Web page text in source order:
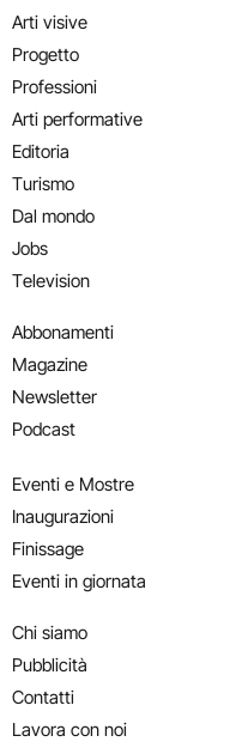
Arti visive
Progetto
Professioni
Arti performative
Editoria
Turismo
Dal mondo
Jobs
Television
Abbonamenti
Magazine
Newsletter
Podcast
Eventi e Mostre
Inaugurazioni
Finissage
Eventi in giornata
Chi siamo
Pubblicità
Contatti
Lavora con noi